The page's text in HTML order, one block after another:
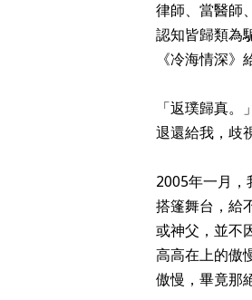
律師、當醫師
認知皆歸類為
《冷海情深》
「返璞歸真
退還給我，歧
2005年一月，
搭篷舞台，給
或神父，並不
高高在上的傲
傲慢，畢竟那